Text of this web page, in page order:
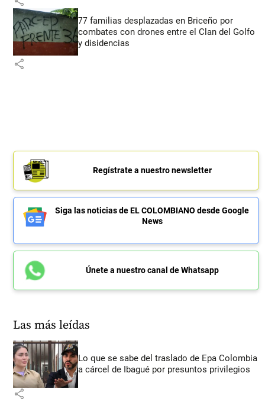
77 familias desplazadas en Briceño por
combates con drones entre el Clan del Golfo
y disidencias
share
Regístrate a nuestro newsletter
Siga las noticias de EL COLOMBIANO desde Google
News
Únete a nuestro canal de Whatsapp
Las más leídas
Lo que se sabe del traslado de Epa Colombia
a cárcel de Ibagué por presuntos privilegios
share